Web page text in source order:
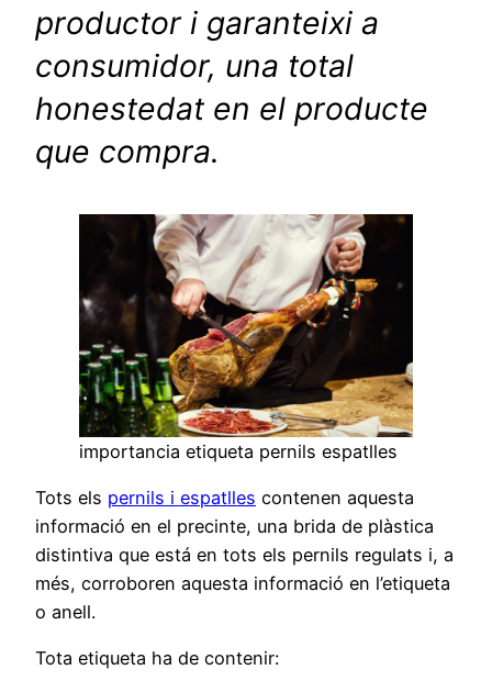
productor i garanteixi a
consumidor, una total
honestedat en el producte
que compra.
importancia etiqueta pernils espatlles
Tots els pernils i espatlles contenen aquesta
informació en el precinte, una brida de plàstica
distintiva que está en tots els pernils regulats i, a
més, corroboren aquesta informació en l’etiqueta
o anell.
Tota etiqueta ha de contenir: